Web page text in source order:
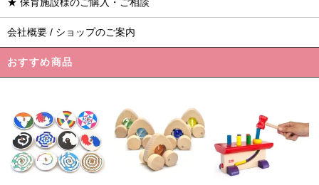
★ 保育施設様のご購入・ご相談
会社概要 / ショップのご案内
おすすめ商品